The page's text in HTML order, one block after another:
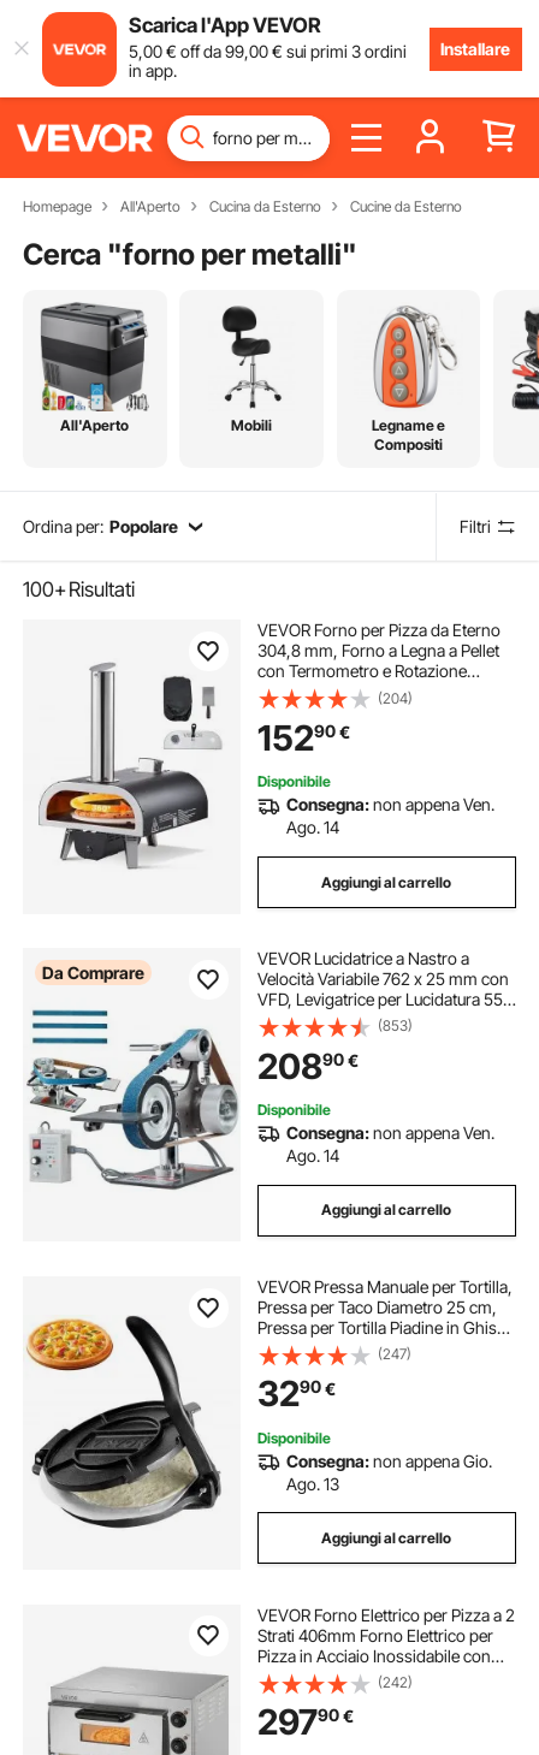
Scarica l'App VEVOR
5,00€ off da99,00€ sui primi 3 ordini
in app.
Installare
Homepage All'Aperto Cucina da Esterno Cucine da Esterno
Cerca "forno per metalli"
All'Aperto Mobili
Legname e
Compositi
Ordina per: Popolare Filtri
100+Risultati
VEVOR Forno per Pizza da Eterno
304,8 mm, Forno a Legna a Pellet
con Termometro e Rotazione
Elettrica, Macchina per Pizza
Portatile per Campeggio, Pietra,
Borsa per il Trasporto, Pala
(204)
15290€
Disponibile
Consegna:non appena Ven.
Ago. 14
Aggiungi al carrello
Da Comprare
VEVOR Lucidatrice a Nastro a
Velocità Variabile 762 x 25 mm con
VFD, Levigatrice per Lucidatura 550
W con 2 Stampi Smerigliatura e 3
Nastri Abrasivi per Lavorazione
Metalli, Produzione Coltelli
(853)
20890€
Disponibile
Consegna:non appena Ven.
Ago. 14
Aggiungi al carrello
VEVOR Pressa Manuale per Tortilla,
Pressa per Taco Diametro 25 cm,
Pressa per Tortilla Piadine in Ghisa,
Pressa Manuale per Tortilla con 100
Pezzi di Carta da Forno, Macchina
per Impasto di Tortilla
(247)
3290€
Disponibile
Consegna:non appena Gio.
Ago. 13
Aggiungi al carrello
VEVOR Forno Elettrico per Pizza a 2
Strati 406mm Forno Elettrico per
Pizza in Acciaio Inossidabile con
Quattro Manopole Pizzaiolo
Multiuso, Forno per Pizza per
Interni Ristorante Cottura Casa
Cucina
(242)
29790€